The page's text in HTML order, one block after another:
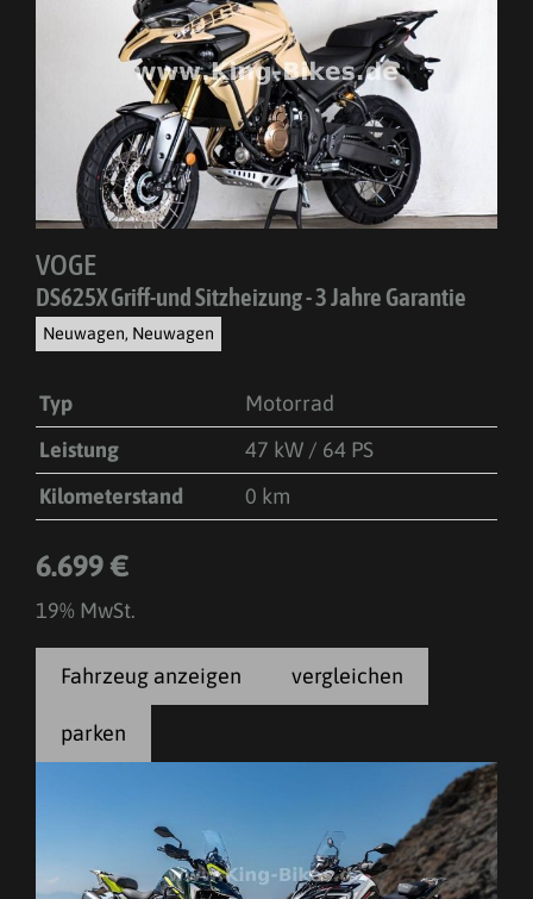
VOGE
DS625X Griff-und Sitzheizung - 3 Jahre Garantie
Neuwagen, Neuwagen
Typ
Motorrad
Leistung
47 kW / 64 PS
Kilometerstand
0 km
6.699 €
19% MwSt.
Fahrzeug anzeigen vergleichen
parken